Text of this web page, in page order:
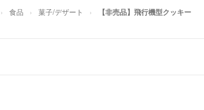
食品 菓子/デザート 【非売品】飛行機型クッキー